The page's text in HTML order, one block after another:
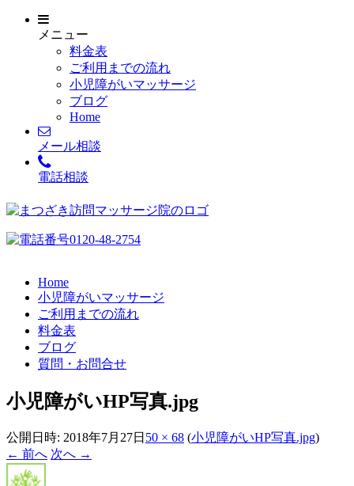
メニュー
料金表
ご利用までの流れ
小児障がいマッサージ
ブログ
Home
メール相談
電話相談
Home
小児障がいマッサージ
ご利用までの流れ
料金表
ブログ
質問・お問合せ
小児障がいHP写真.jpg
公開日時: 2018年7月27日 50 × 68 (小児障がいHP写真.jpg)
← 前へ 次へ →